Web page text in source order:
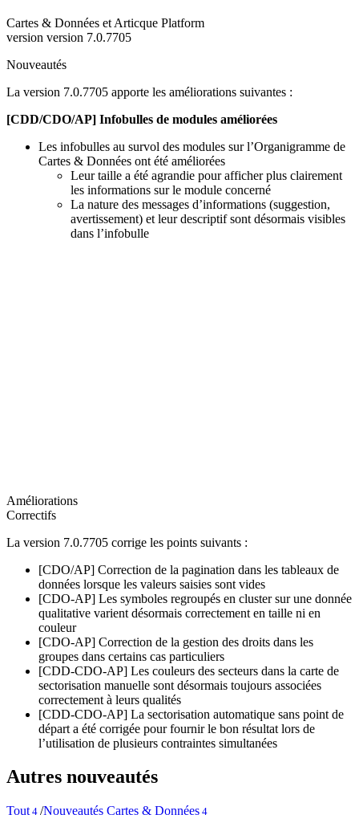
Cartes & Données et Articque Platform
version version 7.0.7705
Nouveautés
La version 7.0.7705 apporte les améliorations suivantes :
[CDD/CDO/AP] Infobulles de modules améliorées
Les infobulles au survol des modules sur l’Organigramme de
Cartes & Données ont été améliorées
Leur taille a été agrandie pour afficher plus clairement
les informations sur le module concerné
La nature des messages d’informations (suggestion,
avertissement) et leur descriptif sont désormais visibles
dans l’infobulle
Améliorations
Correctifs
La version 7.0.7705 corrige les points suivants :
[CDO/AP] Correction de la pagination dans les tableaux de
données lorsque les valeurs saisies sont vides
[CDO-AP] Les symboles regroupés en cluster sur une donnée
qualitative varient désormais correctement en taille ni en
couleur
[CDO-AP] Correction de la gestion des droits dans les
groupes dans certains cas particuliers
[CDD-CDO-AP] Les couleurs des secteurs dans la carte de
sectorisation manuelle sont désormais toujours associées
correctement à leurs qualités
[CDD-CDO-AP] La sectorisation automatique sans point de
départ a été corrigée pour fournir le bon résultat lors de
l’utilisation de plusieurs contraintes simultanées
Autres nouveautés
Tout4 /Nouveautés Cartes & Données 4